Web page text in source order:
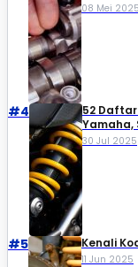
08 Mei 2025
#4
52
Yamaha,
30 Jul 2025
#5 Kenali
11 Jun 2025